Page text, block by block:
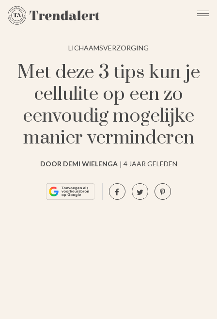
LICHAAMSVERZORGING
Met deze 3 tips kun je
cellulite op een zo
eenvoudig mogelijke
manier verminderen
DOOR DEMI WIELENGA 4 JAAR GELEDEN